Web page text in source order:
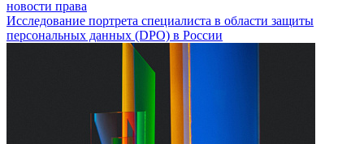
новости права
Исследование портрета специалиста в области защиты
персональных данных (DPO) в России